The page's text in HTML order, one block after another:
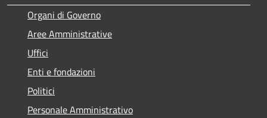
Organi di Governo
Aree Amministrative
Uffici
Enti e fondazioni
Politici
Personale Amministrativo